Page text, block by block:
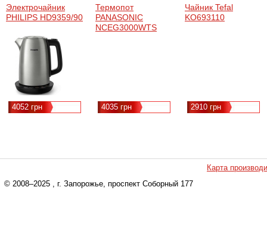
Электрочайник
PHILIPS HD9359/90
4052 грн
Термопот
PANASONIC
NCEG3000WTS
4035 грн
Чайник Tefal
KO693110
2910 грн
Карта
© 2008–2025 , г. Запорожье, проспект Соборный 177